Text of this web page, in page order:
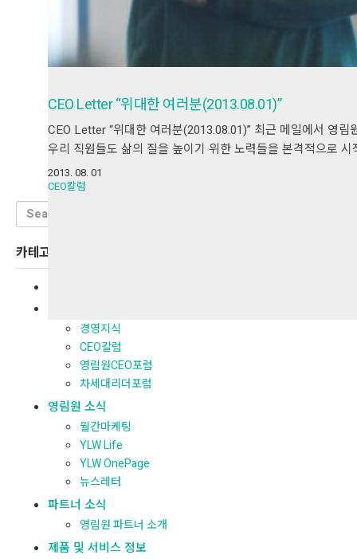
CEO Letter “위대한 여러분(2013.08.01)”
CEO Letter “위대한 여러분(2013.08.01)” 최근 메일에서 영
우리 직원들도 삶의 질을 높이기 위한 노력들을 본격적으로
2013. 08. 01
CEO칼럼
Search
for:
카테고리
경영지식
CEO칼럼
영림원CEO포럼
차세대리더포럼
영림원 소식
월간마케팅
YLW Life
YLW OnePage
뉴스레터
파트너 소식
영림원 파트너 소개
제품 및 서비스 정보